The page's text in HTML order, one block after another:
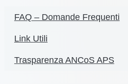
FAQ – Domande Frequenti
Link Utili
Trasparenza ANCoS APS